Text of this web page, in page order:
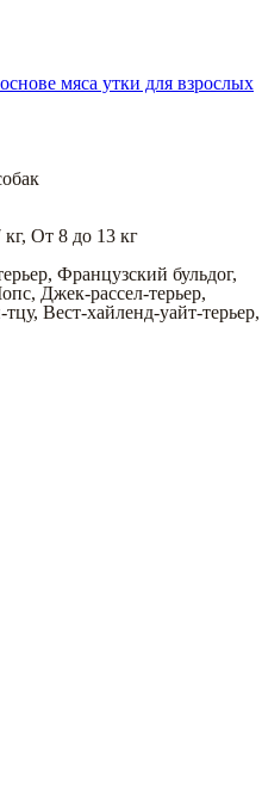
мяса утки для взрослых
, От 8 до 13 кг
, Французский бульдог,
, Джек-рассел-терьер,
, Вест-хайленд-уайт-терьер,